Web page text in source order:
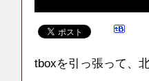
tboxを引っ張って、